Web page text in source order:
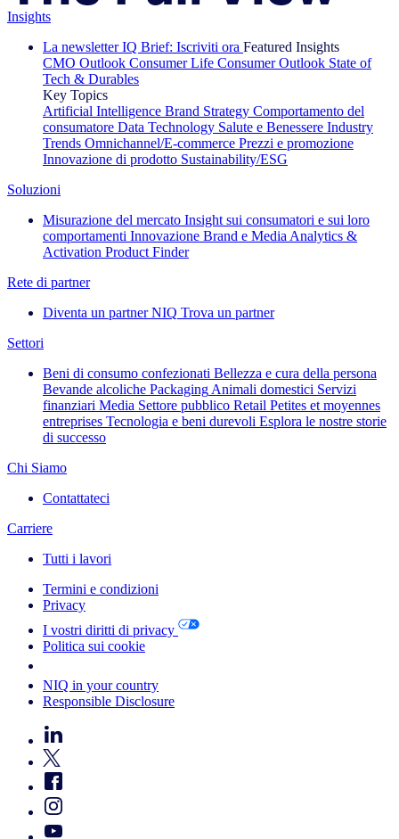
Insights
La newsletter IQ Brief: Iscriviti ora Featured Insights
CMO Outlook Consumer Life Consumer Outlook State of
Tech & Durables
Key Topics
Artificial Intelligence Brand Strategy Comportamento del
consumatore Data Technology Salute e Benessere Industry
Trends Omnichannel/E-commerce Prezzi e promozione
Innovazione di prodotto Sustainability/ESG
Soluzioni
Misurazione del mercato Insight sui consumatori e sui loro
comportamenti Innovazione Brand e Media Analytics &
Activation Product Finder
Rete di partner
Diventa un partner NIQ Trova un partner
Settori
Beni di consumo confezionati Bellezza e cura della persona
Bevande alcoliche Packaging Animali domestici Servizi
finanziari Media Settore pubblico Retail Petites et moyennes
entreprises Tecnologia e beni durevoli Esplora le nostre storie
di successo
Chi Siamo
Contattateci
Carriere
Tutti i lavori
Termini e condizioni
Privacy
I vostri diritti di privacy
Politica sui cookie
NIQ in your country
Responsible Disclosure